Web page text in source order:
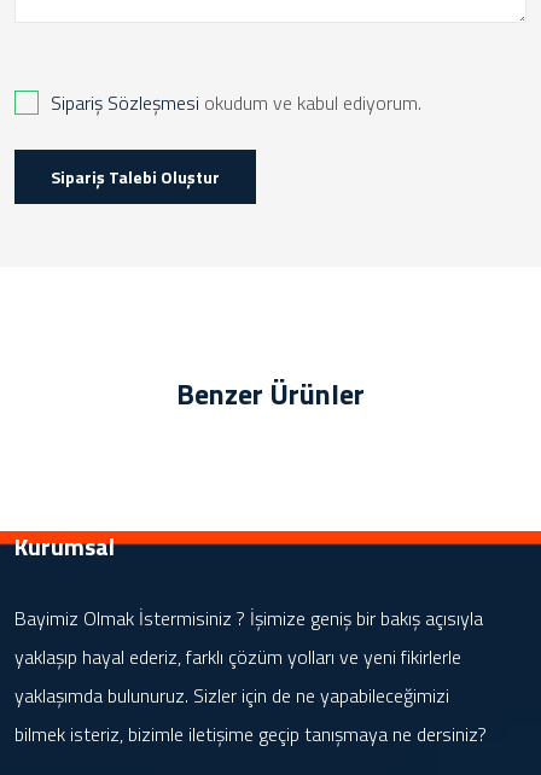
Sipariş Sözleşmesi okudum ve kabul ediyorum.
Sipariş Talebi Oluştur
Benzer Ürünler
Kurumsal
Bayimiz Olmak İstermisiniz ? İşimize geniş bir bakış açısıyla
yaklaşıp hayal ederiz, farklı çözüm yolları ve yeni fikirlerle
yaklaşımda bulunuruz. Sizler için de ne yapabileceğimizi
bilmek isteriz, bizimle iletişime geçip tanışmaya ne dersiniz?